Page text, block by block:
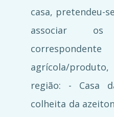
casa, pretendeu-
associar
agrícola/
região: - Casa
colheita da